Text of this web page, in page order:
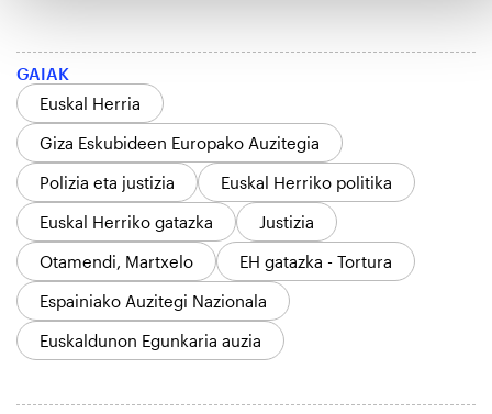
GAIAK
Euskal Herria
Giza Eskubideen Europako Auzitegia
Polizia eta justizia
Euskal Herriko politika
Euskal Herriko gatazka
Justizia
Otamendi, Martxelo
EH gatazka - Tortura
Espainiako Auzitegi Nazionala
Euskaldunon Egunkaria auzia